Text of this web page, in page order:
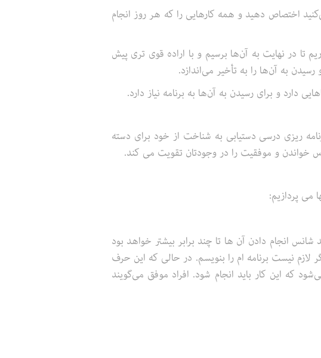
اختصاص دهید و همه‌ کارهایی را که هر روز انجام
تا در نهایت به آن‌ها برسیم و با اراده قوی تری پیش
به آن‌ها را به تأخیر می‌اندازد.
دارد و برای رسیدن به آن‌ها به برنامه نیاز دارد.
ریزی درسی دستیابی به شناخت از خود برای دسته
خواندن و موفقیت را در وجودتان تقویت می کند.
می پردازیم:
انجام دادن آن ها تا چند برابر بیشتر خواهد بود
نیست برنامه ام را بنویسم. در حالی که این حرف
که این کار باید انجام شود. افراد موفق می‌گویند